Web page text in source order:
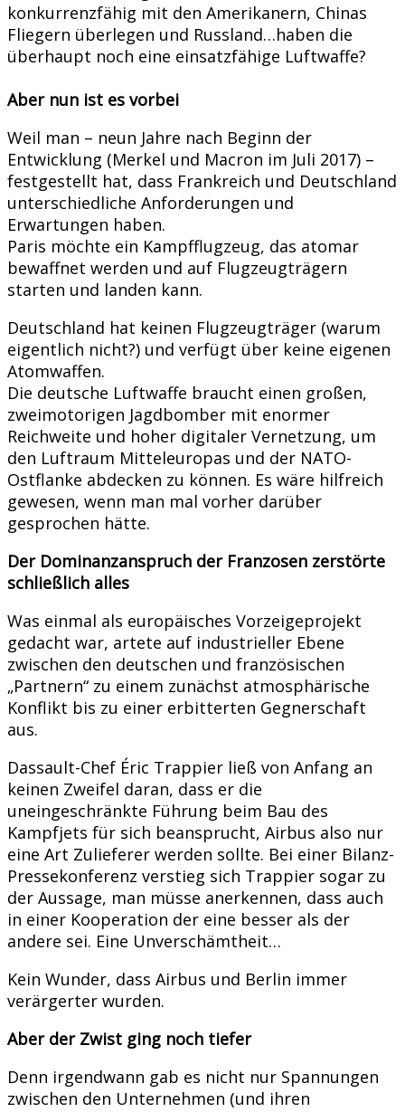
konkurrenzfähig mit den Amerikanern, Chinas
Fliegern überlegen und Russland…haben die
überhaupt noch eine einsatzfähige Luftwaffe?
Aber nun ist es vorbei
Weil man – neun Jahre nach Beginn der
Entwicklung (Merkel und Macron im Juli 2017) –
festgestellt hat, dass Frankreich und Deutschland
unterschiedliche Anforderungen und
Erwartungen haben.
Paris möchte ein Kampfflugzeug, das atomar
bewaffnet werden und auf Flugzeugträgern
starten und landen kann.
Deutschland hat keinen Flugzeugträger (warum
eigentlich nicht?) und verfügt über keine eigenen
Atomwaffen.
Die deutsche Luftwaffe braucht einen großen,
zweimotorigen Jagdbomber mit enormer
Reichweite und hoher digitaler Vernetzung, um
den Luftraum Mitteleuropas und der NATO-
Ostflanke abdecken zu können. Es wäre hilfreich
gewesen, wenn man mal vorher darüber
gesprochen hätte.
Der Dominanzanspruch der Franzosen zerstörte
schließlich alles
Was einmal als europäisches Vorzeigeprojekt
gedacht war, artete auf industrieller Ebene
zwischen den deutschen und französischen
„Partnern“ zu einem zunächst atmosphärische
Konflikt bis zu einer erbitterten Gegnerschaft
aus.
Dassault-Chef Éric Trappier ließ von Anfang an
keinen Zweifel daran, dass er die
uneingeschränkte Führung beim Bau des
Kampfjets für sich beansprucht, Airbus also nur
eine Art Zulieferer werden sollte. Bei einer Bilanz-
Pressekonferenz verstieg sich Trappier sogar zu
der Aussage, man müsse anerkennen, dass auch
in einer Kooperation der eine besser als der
andere sei. Eine Unverschämtheit…
Kein Wunder, dass Airbus und Berlin immer
verärgerter wurden.
Aber der Zwist ging noch tiefer
Denn irgendwann gab es nicht nur Spannungen
zwischen den Unternehmen (und ihren